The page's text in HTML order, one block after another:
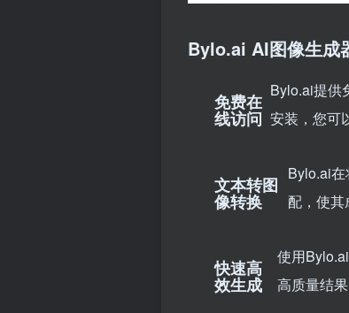
Bylo.ai AI图像生成
免费在
线访问
Bylo.ai提供
安装，您可
文本转图
像转换
Bylo.ai
配，使其
快速高
效生成
使用
高质量结